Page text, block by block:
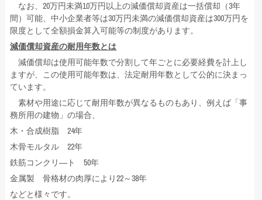
なお、20万円未満10万円以上の減価償却資産は一括償却（3年
間）可能、中小企業者等は30万円未満の減価償却資産は300万円を
限度として全額損金算入可能等の制度があります。
減価償却資産の耐用年数とは
減価償却は使用可能年数で分割して年ごとに必要経費を計上し
ますが、この使用可能年数は、法定耐用年数として公的に決まっ
ています。
素材や用途に応じて耐用年数が異なるものもあり、例えば「事
務所用の建物」の場合、
木・合成樹脂 24年
木骨モルタル 22年
鉄筋コンクリ―ト 50年
金属製 骨格材の肉厚により22～38年
などと様々です。